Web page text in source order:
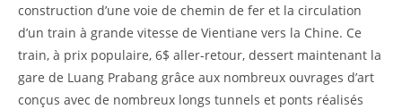
construction d’une voie de chemin de fer et la circulation
d’un train à grande vitesse de Vientiane vers la Chine. Ce
train, à prix populaire, 6$ aller-retour, dessert maintenant la
gare de Luang Prabang grâce aux nombreux ouvrages d’art
conçus avec de nombreux longs tunnels et ponts réalisés